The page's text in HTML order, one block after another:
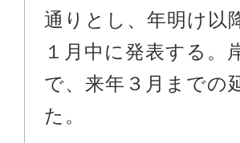
通りとし、年明け以
１月中に発表する。
で、来年３月までの
た。